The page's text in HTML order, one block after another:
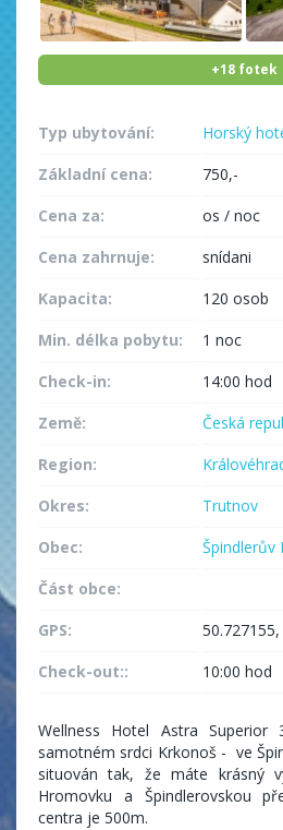
+18 fotek
Typ ubytování: Horský
Základní cena:
750,-
Cena za:
os / noc
Cena zahrnuje:
snídani
Kapacita:
120 osob
Min. délka pobytu:
1 noc
Check-in:
14:00 hod
Země:
Česká
Region:
Okres:
Trutnov
Obec:
Špindlerův
Část obce:
GPS:
Check-out::
10:00 hod
Wellness Hotel Astra
samotném srdci Krkonoš - ve
situován tak, že máte krásný
Hromovku a Špindlerovskou
centra je 500m.